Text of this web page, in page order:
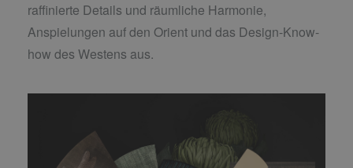
raffinierte Details und räumliche Harmonie,
Anspielungen auf den Orient und das Design-Know-
how des Westens aus.